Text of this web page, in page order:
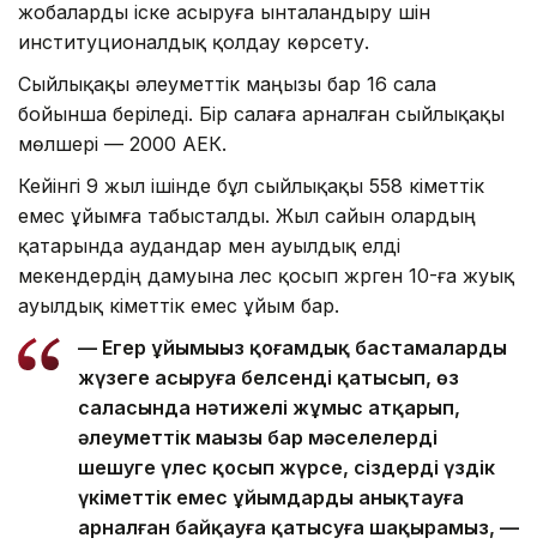
жобаларды іске асыруға ынталандыру үшін
институционалдық қолдау көрсету.
Сыйлықақы әлеуметтік маңызы бар 16 сала
бойынша беріледі. Бір салаға арналған сыйлықақы
мөлшері — 2000 АЕК.
Кейінгі 9 жыл ішінде бұл сыйлықақы 558 үкіметтік
емес ұйымға табысталды. Жыл сайын олардың
қатарында аудандар мен ауылдық елді
мекендердің дамуына үлес қосып жүрген 10-ға жуық
ауылдық үкіметтік емес ұйым бар.
— Егер ұйымыңыз қоғамдық бастамаларды
жүзеге асыруға белсенді қатысып, өз
саласында нәтижелі жұмыс атқарып,
әлеуметтік маңызы бар мәселелерді
шешуге үлес қосып жүрсе, сіздерді үздік
үкіметтік емес ұйымдарды анықтауға
арналған байқауға қатысуға шақырамыз, —